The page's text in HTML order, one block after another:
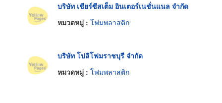
บริษัท เชียร์ซีสเต็ม อินเตอร์เนชั่นแนล จำกัด
หมวดหมู่ : โฟมพลาสติก
บริษัท โปลิโฟมราชบุรี จำกัด
หมวดหมู่ : โฟมพลาสติก